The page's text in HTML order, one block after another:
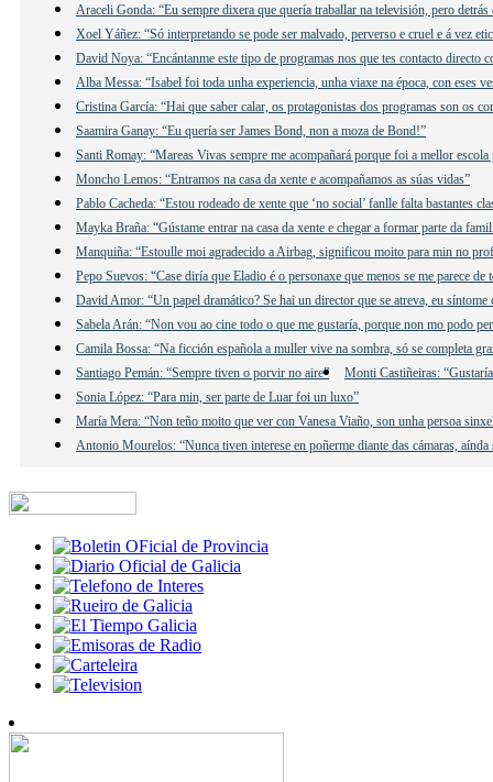
Araceli Gonda: “Eu sempre dixera que quería traballar na televisión, pero detrás
Xoel Yáñez: “Só interpretando se pode ser malvado, perverso e cruel e á vez
David Noya: “Encántanme este tipo de programas nos que tes contacto directo
Alba Messa: “Isabel foi toda unha experiencia, unha viaxe na época, con eses
Cristina García: “Hai que saber calar, os protagonistas dos programas son os
Saamira Ganay: “Eu quería ser James Bond, non a moza de Bond!”
Santi Romay: “Mareas Vivas sempre me acompañará porque foi a mellor escola
Moncho Lemos: “Entramos na casa da xente e acompañamos as súas vidas”
Pablo Cacheda: “Estou rodeado de xente que ‘no social’ fanlle falta bastantes
Mayka Braña: “Gústame entrar na casa da xente e chegar a formar parte da
Manquiña: “Estoulle moi agradecido a Airbag, significou moito para min no
Pepo Suevos: “Case diría que Eladio é o personaxe que menos se me parece
David Amor: “Un papel dramático? Se hai un director que se atreva, eu síntome
Sabela Arán: “Non vou ao cine todo o que me gustaría, porque non mo podo
Camila Bossa: “Na ficción española a muller vive na sombra, só se completa
Santiago Pemán: “Sempre tiven o porvir no aire”
Monti Castiñeiras:
Sonia López: “Para min, ser parte de Luar foi un luxo”
María Mera: “Non teño moito que ver con Vanesa Viaño, son unha persoa
Antonio Mourelos: “Nunca tiven interese en poñerme diante das cámaras, aínda